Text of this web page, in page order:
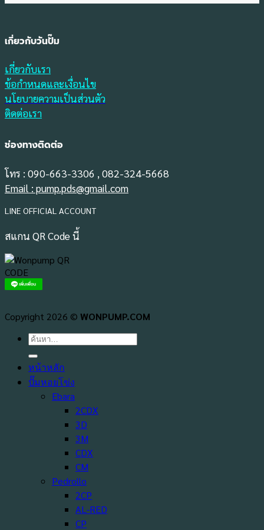
เกี่ยวกับวันปั๊ม
เกี่ยวกับเรา
ข้อกำหนดและเงื่อนไข
นโยบายความเป็นส่วนตัว
ติดต่อเรา
ช่องทางติดต่อ
โทร : 090-663-3306 , 082-324-5668
Email : pump.pds@gmail.com
LINE OFFICIAL ACCOUNT
สแกน QR Code นี้
Copyright 2026 © WONPUMP.COM
ค้นหา:
หน้าหลัก
ปั๊มหอยโข่ง
Ebara
2CDX
3D
3M
CDX
CM
Pedrollo
2CP
AL-RED
CP